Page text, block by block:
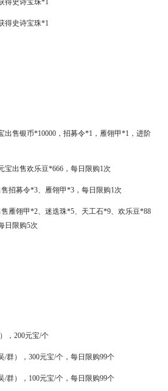
得史诗宝珠*1
得史诗宝珠*1
出售银币*10000，招募令*1，雁翎甲*1，进阶
宝出售欢乐豆*666，每日限购1次
招募令*3、雁翎甲*3，每日限购1次
雁翎甲*2、迷迭珠*5、天工石*9、欢乐豆*88
日限购5次
，200元宝/个
/群）， 300元宝/个，每日限购99个
/群）， 100元宝/个，每日限购99个